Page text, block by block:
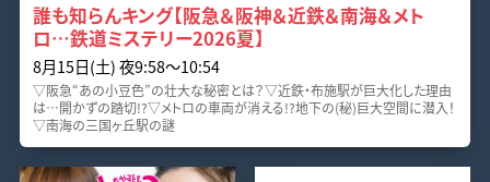
誰も知らんキング【阪急＆阪神＆近鉄＆南海＆メト
ロ…鉄道ミステリー2026夏】
8月15日(土) 夜9:58〜10:54
▽阪急“あの小豆色”の壮大な秘密とは？▽近鉄・布施駅が巨大化した理由
は…開かずの踏切!?▽メトロの車両が消える!?地下の(秘)巨大空間に潜入！
▽南海の三国ヶ丘駅の謎